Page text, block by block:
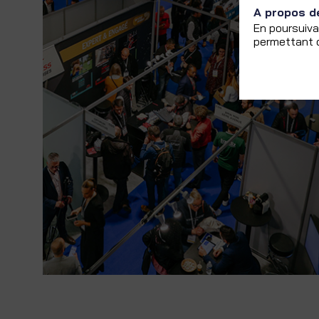
A propos
En
permettant